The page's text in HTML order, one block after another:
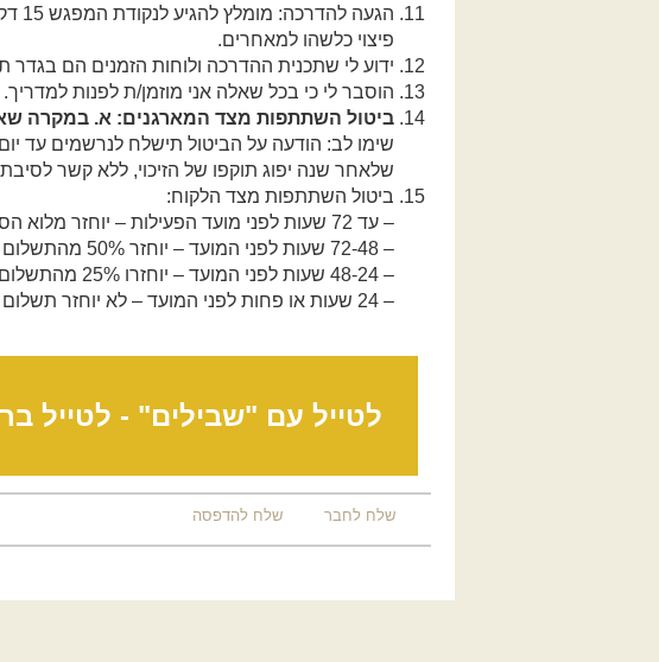
פיצוי כלשהו למאחרים.
ידוע לי שתכנית ההדרכה ולוחות הזמנים הם
הוסבר לי כי בכל שאלה אני מוזמן/ת לפנות למדריך.
ביטול השתתפות מצד המארגנים: א. במקרה שאין
שימו לב: הודעה על הביטול תישלח לנרשמים עד
שלאחר שנה יפוג תוקפו של הזיכוי, ללא קשר
ביטול השתתפות מצד הלקוח:
– עד 72 שעות לפני מועד הפעילות – יוחזר מלוא הסכום למעט 10 שקל דמי סליקה.
– 72-48 שעות לפני המועד – יוחזר 50% מהתשלום / יינתן זיכוי מלא לפעילות אחרת.
– 48-24 שעות לפני המועד – יוחזרו 25% מהתשלום / יינתן זיכוי מלא לפעילות אחרת.
– 24 שעות או פחות לפני המועד –
לא יוחזר תשלום
לטייל עם "שבילים" - לטייל
שלח לחבר שלח להדפסה